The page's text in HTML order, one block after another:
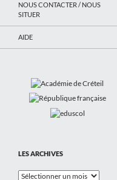
NOUS CONTACTER / NOUS
SITUER
AIDE
LES ARCHIVES
Les